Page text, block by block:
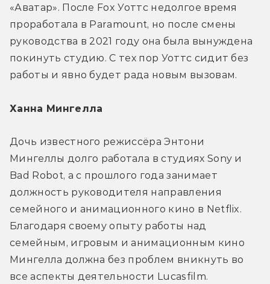
«Аватар». После Fox Уоттс недолгое время
проработала в Paramount, но после смены
руководства в 2021 году она была вынуждена
покинуть студию. С тех пор Уоттс сидит без
работы и явно будет рада новым вызовам.
Ханна Мингелла
Дочь известного режиссёра Энтони
Мингеллы долго работала в студиях Sony и
Bad Robot, а с прошлого года занимает
должность руководителя направления
семейного и анимационного кино в Netflix.
Благодаря своему опыту работы над
семейным, игровым и анимационным кино
Мингелла должна без проблем вникнуть во
все аспекты деятельности Lucasfilm.